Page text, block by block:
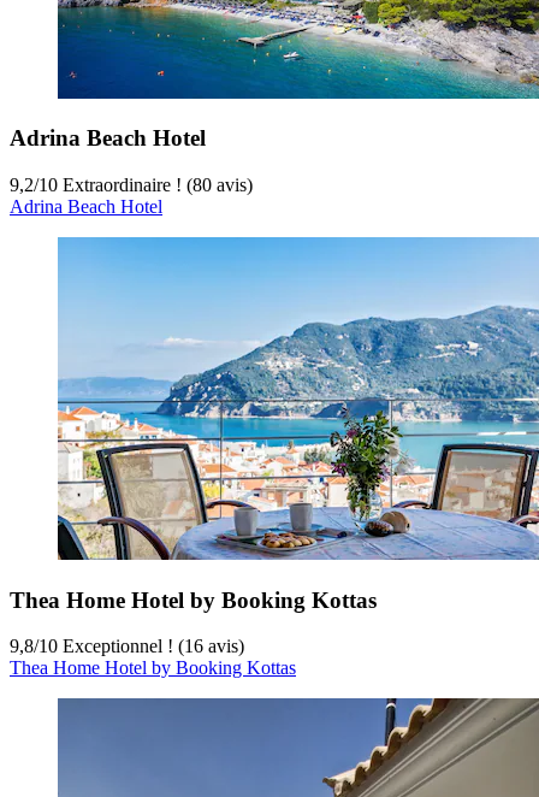
Adrina Beach Hotel
9,2/10 Extraordinaire ! (80 avis)
Adrina Beach Hotel
Thea Home Hotel by Booking Kottas
9,8/10 Exceptionnel ! (16 avis)
Thea Home Hotel by Booking Kottas